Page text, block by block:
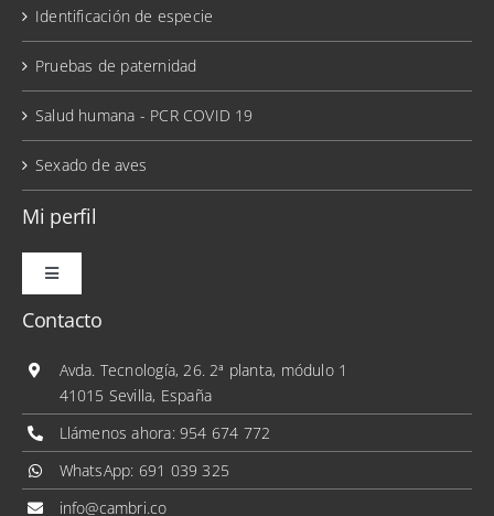
Identificación de especie
Pruebas de paternidad
Salud humana - PCR COVID 19
Sexado de aves
Mi perfil
Toggle
Mis pedidos
Mis direcciones
Mis datos personales
Contacto
Avda. Tecnología, 26. 2ª planta, módulo 1
41015 Sevilla, España
Llámenos ahora: 954 674 772
WhatsApp: 691 039 325
info@cambri.co